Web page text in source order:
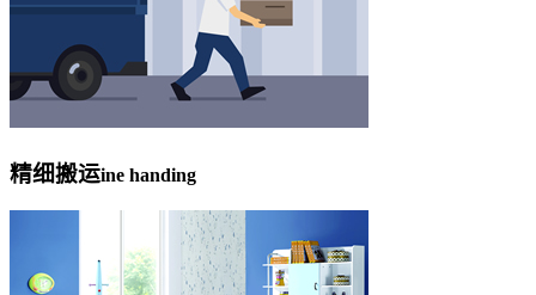
精细搬运ine handing